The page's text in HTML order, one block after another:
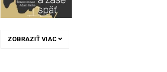
ZOBRAZIŤ VIAC